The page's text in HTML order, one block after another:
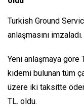
Turkish Ground
anlaşmasını imzaladı.
Yeni anlaşmaya göre
kıdemi bulunan tüm
üzere iki taksitte
TL. oldu.